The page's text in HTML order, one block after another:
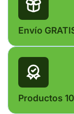
Envío
Productos